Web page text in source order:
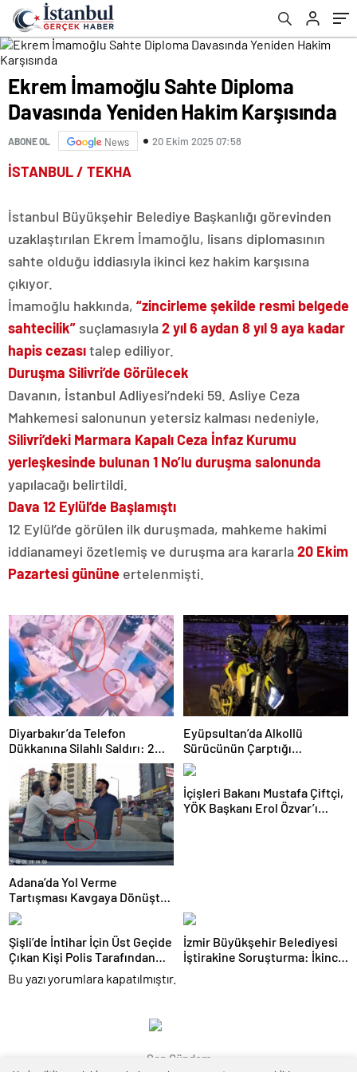
Ekrem İmamoğlu Sahte Diploma
Davasında Yeniden Hakim Karşısında
ABONE OL News 20 Ekim 2025 07:58
İSTANBUL / TEKHA
İstanbul Büyükşehir Belediye Başkanlığı görevinden
uzaklaştırılan Ekrem İmamoğlu, lisans diplomasının
sahte olduğu iddiasıyla ikinci kez hakim karşısına
çıkıyor.
İmamoğlu hakkında, “zincirleme şekilde resmi belgede
sahtecilik” suçlamasıyla2 yıl 6 aydan 8 yıl 9 aya kadar
hapis cezasıtalep ediliyor.
Duruşma Silivri’de Görülecek
Davanın, İstanbul Adliyesi’ndeki 59. Asliye Ceza
Mahkemesi salonunun yetersiz kalması nedeniyle,
Silivri’deki Marmara Kapalı Ceza İnfaz Kurumu
yerleşkesinde bulunan 1 No’lu duruşma salonunda
yapılacağı belirtildi.
Dava 12 Eylül’de Başlamıştı
12 Eylül’de görülen ilk duruşmada, mahkeme hakimi
iddianameyi özetlemiş ve duruşma ara kararla20 Ekim
Pazartesi gününe ertelenmişti.
Diyarbakır’da Telefon
Dükkanına Silahlı Saldırı: 2
Kişiyi Yaralayan Şüpheli
Tutuklandı
Eyüpsultan’da Alkollü
Sürücünün Çarptığı
Motokurye Yaşamını Yitirdi:
Sanığın Tahliyesine Aileden
Tepki
Adana’da Yol Verme
Tartışması Kavgaya Dönüştü:
Testereyle Saldırı Kamerada
İçişleri Bakanı Mustafa Çiftçi,
YÖK Başkanı Erol Özvar’ı
Şişli’de İntihar İçin Üst Geçide
Çıkan Kişi Polis Tarafından
İkna Edildi
İzmir Büyükşehir Belediyesi
İştirakine Soruşturma: İkinci
Bu yazı yorumlara kapatılmıştır.
Son Gündem